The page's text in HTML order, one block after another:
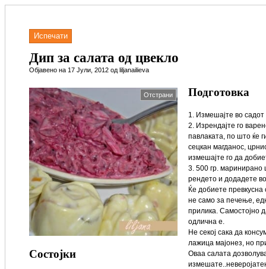
Испечати
Дип за салата од цвекло
Објавено на 17 Јули, 2012 од liljanailieva
Отстрани
Состојки
Подготовка
1. Измешајте во
2. Изрендајте го
павлаката, по што ќе
сецкан магданос,
измешајте го да
3. 500 гр. маринирано
рендето и додадете
Ќе добиете превкусна
не само за печење,
прилика. Самостојно
одлична е.
Не секој сака да
лажица мајонез, но
Оваа салата